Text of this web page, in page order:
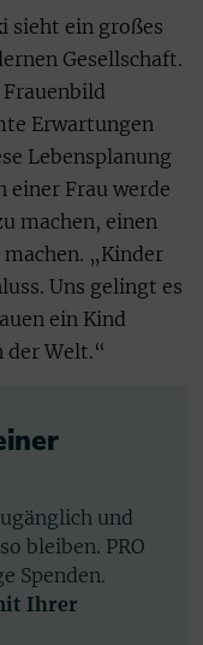
sieht ein großes
Gesellschaft.
Erwartungen
Lebensplanung
einer Frau werde
machen, einen
„Kinder
Uns gelingt es
ein Kind
der Welt.“
und
bleiben. PRO
Spenden.
Ihrer